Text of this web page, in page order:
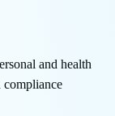
and health
compliance